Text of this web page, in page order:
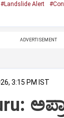
#Landslide Alert
ADVERTISEMENT
3:15 PM IST